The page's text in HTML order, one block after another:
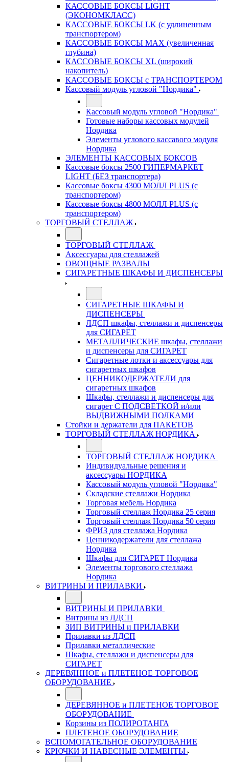
КАССОВЫЕ БОКСЫ LIGHT
(ЭКОНОМКЛАСС)
КАССОВЫЕ БОКСЫ LK (с удлиненным
транспортером)
КАССОВЫЕ БОКСЫ MAX (увеличенная
глубина)
КАССОВЫЕ БОКСЫ XL (широкий
накопитель)
КАССОВЫЕ БОКСЫ с ТРАНСПОРТЕРОМ
Кассовый модуль угловой "Нордика"
Кассовый модуль угловой "Нордика"
Готовые наборы кассовых модулей
Нордика
Элементы углового кассавого модуля
Нордика
ЭЛЕМЕНТЫ КАССОВЫХ БОКСОВ
Кассовые боксы 2500 ГИПЕРМАРКЕТ
LIGHT (БЕЗ транспортера)
Кассовые боксы 4300 МОЛЛ PLUS (с
транспортером)
Кассовые боксы 4800 МОЛЛ PLUS (с
транспортером)
ТОРГОВЫЙ СТЕЛЛАЖ
ТОРГОВЫЙ СТЕЛЛАЖ
Аксессуары для стеллажей
ОВОЩНЫЕ РАЗВАЛЫ
СИГАРЕТНЫЕ ШКАФЫ И ДИСПЕНСЕРЫ
СИГАРЕТНЫЕ ШКАФЫ И
ДИСПЕНСЕРЫ
ЛДСП шкафы, стеллажи и диспенсеры
для СИГАРЕТ
МЕТАЛЛИЧЕСКИЕ шкафы, стеллажи
и диспенсеры для СИГАРЕТ
Сигаретные лотки и аксессуары для
сигаретных шкафов
ЦЕННИКОДЕРЖАТЕЛИ для
сигаретных шкафов
Шкафы, стеллажи и диспенсеры для
сигарет С ПОДСВЕТКОЙ и/или
ВЫДВИЖНЫМИ ПОЛКАМИ
Стойки и держатели для ПАКЕТОВ
ТОРГОВЫЙ СТЕЛЛАЖ НОРДИКА
ТОРГОВЫЙ СТЕЛЛАЖ НОРДИКА
Индивидуальные решения и
аксессуары НОРДИКА
Кассовый модуль угловой "Нордика"
Складские стеллажи Нордика
Торговая мебель Нордика
Торговый стеллаж Нордика 25 серия
Торговый стеллаж Нордика 50 серия
ФРИЗ для стеллажа Нордика
Ценникодержатели для стеллажа
Нордика
Шкафы для СИГАРЕТ Нордика
Элементы торгового стеллажа
Нордика
ВИТРИНЫ И ПРИЛАВКИ
ВИТРИНЫ И ПРИЛАВКИ
Витрины из ЛДСП
ЗИП ВИТРИНЫ и ПРИЛАВКИ
Прилавки из ЛДСП
Прилавки металлические
Шкафы, стеллажи и диспенсеры для
СИГАРЕТ
ДЕРЕВЯННОЕ и ПЛЕТЕНОЕ ТОРГОВОЕ
ОБОРУДОВАНИЕ
ДЕРЕВЯННОЕ и ПЛЕТЕНОЕ ТОРГОВОЕ
ОБОРУДОВАНИЕ
Корзины из ПОЛИРОТАНГА
ПЛЕТЕНОЕ ОБОРУДОВАНИЕ
ВСПОМОГАТЕЛЬНОЕ ОБОРУДОВАНИЕ
КРЮЧКИ И НАВЕСНЫЕ ЭЛЕМЕНТЫ